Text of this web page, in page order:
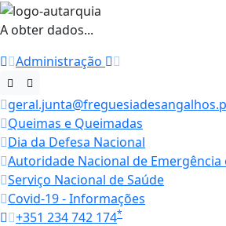
A obter dados...
Administração
Queimas e Queimadas
Dia da Defesa Nacional
Autoridade Nacional de Emergência
Serviço Nacional de Saúde
Covid-19 - Informações
+351 234 742 174*